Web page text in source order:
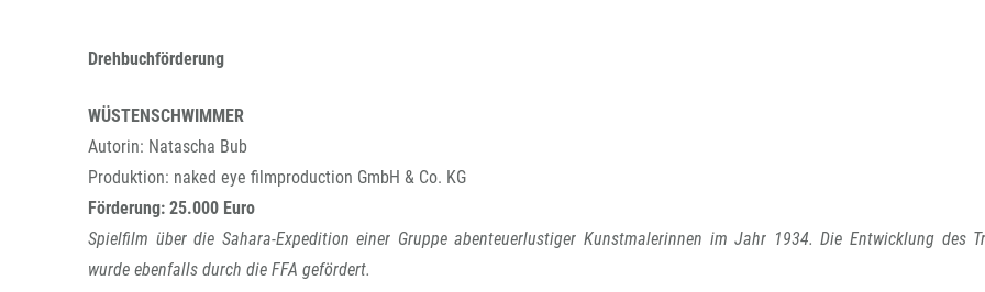
Drehbuchförderung
WÜSTENSCHWIMMER
Autorin: Natascha Bub
Produktion: naked eye filmproduction GmbH & Co. KG
Förderung: 25.000 Euro
Spielfilm über die Sahara-Expedition einer Gruppe abenteuerlustiger Kunstmalerinnen im Jahr 1934. Die Entwicklung des
wurde ebenfalls durch die FFA gefördert.